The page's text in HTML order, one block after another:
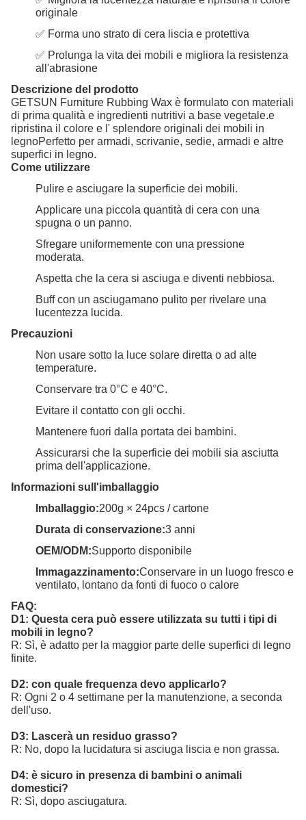
originale
✅ Forma uno strato di cera liscia e protettiva
✅ Prolunga la vita dei mobili e migliora la resistenza
all'abrasione
Descrizione del prodotto
GETSUN Furniture Rubbing Wax è formulato con materiali
di prima qualità e ingredienti nutritivi a base vegetale.e
ripristina il colore e l' splendore originali dei mobili in
legnoPerfetto per armadi, scrivanie, sedie, armadi e altre
superfici in legno.
Come utilizzare
Pulire e asciugare la superficie dei mobili.
Applicare una piccola quantità di cera con una
spugna o un panno.
Sfregare uniformemente con una pressione
moderata.
Aspetta che la cera si asciuga e diventi nebbiosa.
Buff con un asciugamano pulito per rivelare una
lucentezza lucida.
Precauzioni
Non usare sotto la luce solare diretta o ad alte
temperature.
Conservare tra 0°C e 40°C.
Evitare il contatto con gli occhi.
Mantenere fuori dalla portata dei bambini.
Assicurarsi che la superficie dei mobili sia asciutta
prima dell'applicazione.
Informazioni sull'imballaggio
Imballaggio:200g × 24pcs / cartone
Durata di conservazione:3 anni
OEM/ODM:Supporto disponibile
Immagazzinamento:Conservare in un luogo fresco e
ventilato, lontano da fonti di fuoco o calore
FAQ:
D1: Questa cera può essere utilizzata su tutti i tipi di
mobili in legno?
R: Sì, è adatto per la maggior parte delle superfici di legno
finite.
D2: con quale frequenza devo applicarlo?
R: Ogni 2 o 4 settimane per la manutenzione, a seconda
dell'uso.
D3: Lascerà un residuo grasso?
R: No, dopo la lucidatura si asciuga liscia e non grassa.
D4: è sicuro in presenza di bambini o animali
domestici?
R: Sì, dopo asciugatura.